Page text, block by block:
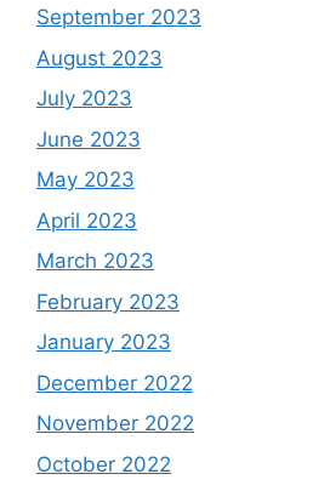
September 2023
August 2023
July 2023
June 2023
May 2023
April 2023
March 2023
February 2023
January 2023
December 2022
November 2022
October 2022